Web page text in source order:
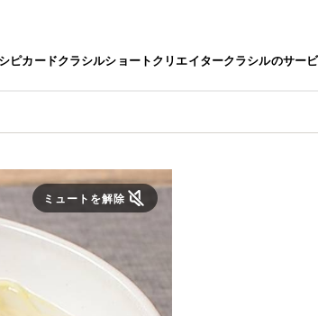
ピカードクラシルショートクリエイタークラシルのサー
ミュートを解除